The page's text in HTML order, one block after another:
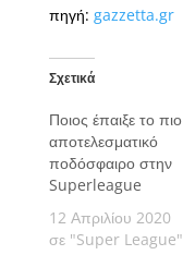
πηγή: gazzetta.gr
Σχετικά
Ποιος έπαιξε το πιο
αποτελεσματικό
ποδόσφαιρο στην
Superleague
12 Απριλίου 2020
σε "Super League"